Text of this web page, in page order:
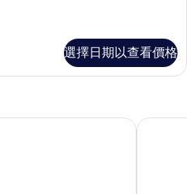
選擇日期以查看價格
娜路彎